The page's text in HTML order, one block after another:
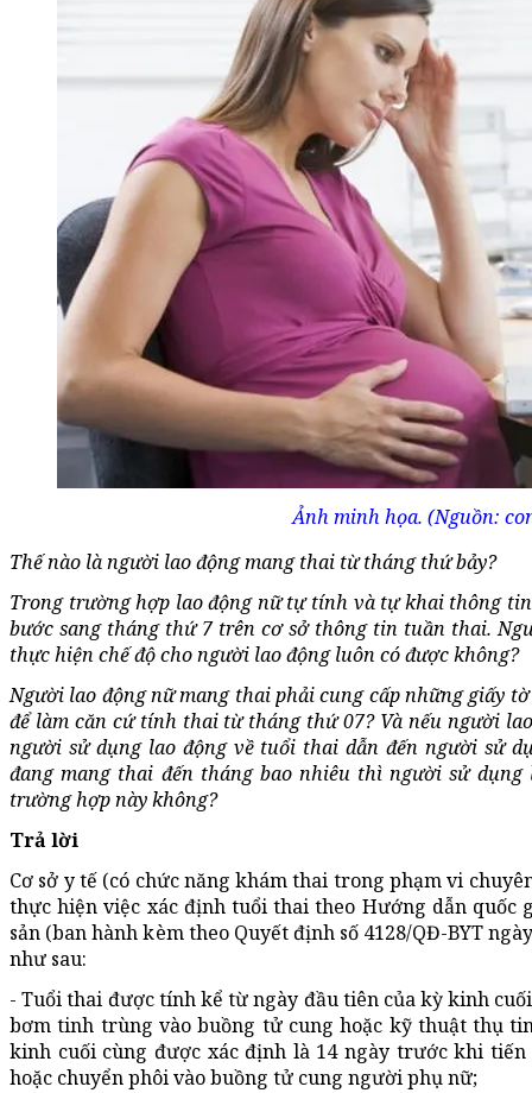
Ảnh minh họa. (Nguồn:
Thế nào là người lao động mang thai từ tháng thứ bảy?
Trong trường hợp lao động nữ tự tính và tự khai thông
bước sang tháng thứ 7 trên cơ sở thông tin tuần thai.
thực hiện chế độ cho người lao động luôn có được không?
Người lao động nữ mang thai phải cung cấp những giấy
để làm căn cứ tính thai từ tháng thứ 07? Và nếu người
người sử dụng lao động về tuổi thai dẫn đến người sử
đang mang thai đến tháng bao nhiêu thì người sử
trường hợp này không?
Trả lời
Cơ sở y tế (có chức năng khám thai trong phạm vi
thực hiện việc xác định tuổi thai theo Hướng dẫn quốc
sản (ban hành kèm theo Quyết định số 4128/QĐ-BYT
như sau:
- Tuổi thai được tính kể từ ngày đầu tiên của kỳ kinh
bơm tinh trùng vào buồng tử cung hoặc kỹ thuật thụ
kinh cuối cùng được xác định là 14 ngày trước khi
hoặc chuyển phôi vào buồng tử cung người phụ nữ;